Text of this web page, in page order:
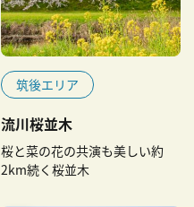
筑後エリア
流川桜並木
桜と菜の花の共演も美しい約
2km続く桜並木